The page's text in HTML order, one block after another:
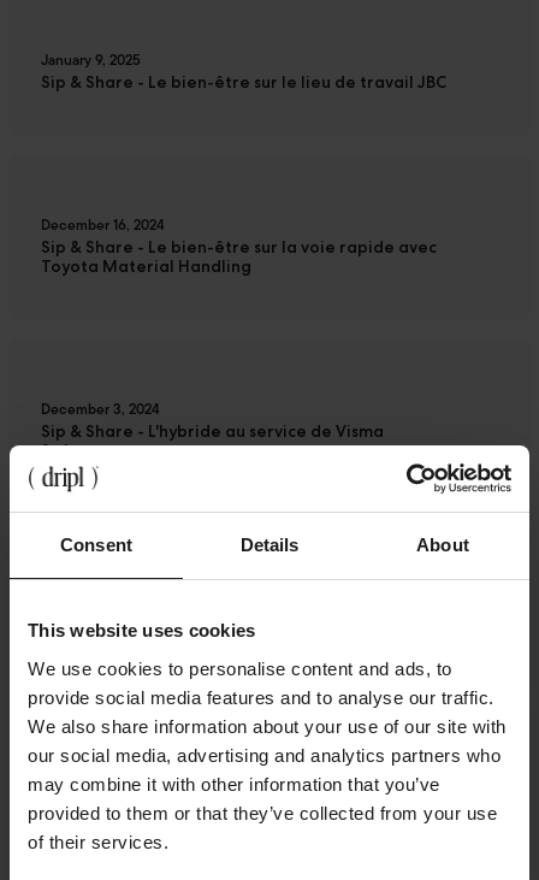
Consent Details About
This website uses cookies
We use cookies to personalise content and ads, to
provide social media features and to analyse our traffic.
We also share information about your use of our site with
our social media, advertising and analytics partners who
may combine it with other information that you’ve
provided to them or that they’ve collected from your use
of their services.
January 9, 2025
Sip & Share - Le bien-être sur le lieu de travail JBC
December 16, 2024
Sip & Share - Le bien-être sur la voie rapide avec
Toyota Material Handling
December 3, 2024
Sip & Share - L'hybride au service de Visma
Software
employés heureux
May 15, 2024
Le personnel ensemble dans la piscine à balles ? Le
menu du jour au Lighthouse.